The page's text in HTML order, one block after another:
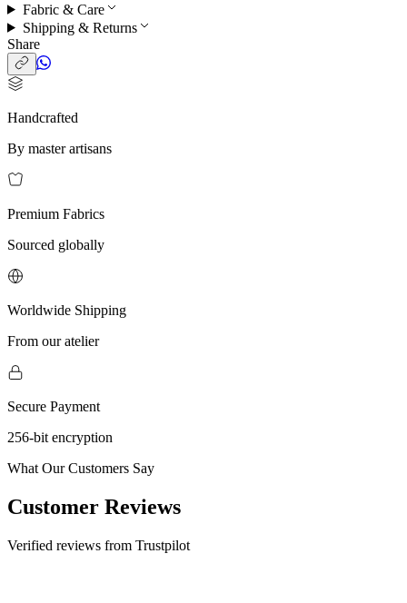
Fabric & Care
Shipping & Returns
Share
Handcrafted
By master artisans
Premium Fabrics
Sourced globally
Worldwide Shipping
From our atelier
Secure Payment
256-bit encryption
What Our Customers Say
Customer Reviews
Verified reviews from Trustpilot